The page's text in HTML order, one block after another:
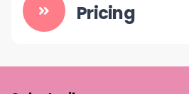
Pricing